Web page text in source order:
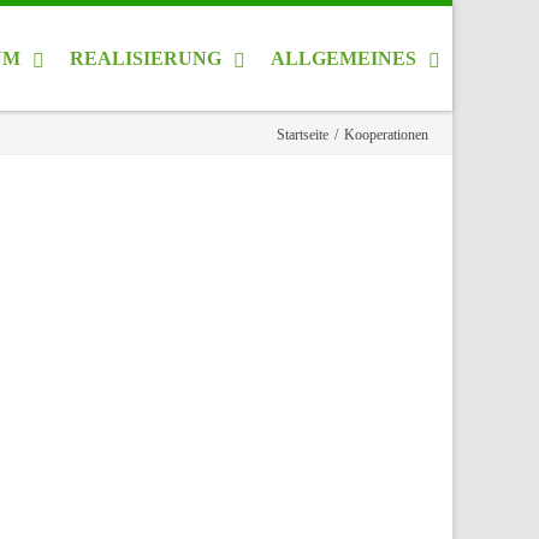
REALISIERUNG ALLGEMEINES
Startseite / Kooperationen